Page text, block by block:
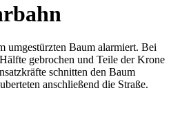
umgestürzten Baum alarmiert. Bei
gebrochen und Teile der Krone
schnitten den Baum
anschließend die Straße.